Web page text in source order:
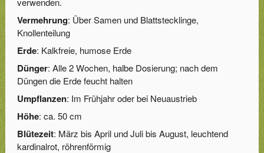
Vermehrung: Über Samen und Blattstecklinge,
Knollenteilung
Erde: Kalkfreie, humose Erde
Dünger: Alle 2 Wochen, halbe Dosierung; nach dem
Düngen die Erde feucht halten
Umpflanzen: Im Frühjahr oder bei Neuaustrieb
Höhe: ca. 50 cm
Blütezeit: März bis April und Juli bis August, leuchtend
kardinalrot, röhrenförmig